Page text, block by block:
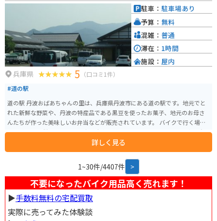
然豊かな観光スポットも多くあります。例えば、大野山アルプスランドは、
山頂からの景色が素晴らしく、ハイキングコースとしても人気です。道の駅
いながわを拠点に、猪名川町の自然を満喫するのもおすすめです。
兵庫県 5 （口コミ1件）
#道の駅
道の駅 丹波おばあちゃんの里は、兵庫県丹波市にある道の駅です。地元でと
れた新鮮な野菜や、丹波の特産品である黒豆を使ったお菓子、地元のお母さ
んたちが作った美味しいお弁当などが販売されています。 バイクで行く場合
は、道の駅に併設されている広い駐車場があるので安心です。丹波地方は自
然豊かで、ツーリングにも最適なエリアです。周辺には、丹波焼で有名な立
杭焼の里や、秋の紅葉が美しい高源寺など、観光スポットもたくさんありま
作る手作り弁当です。地元の食材をふんだんに使った、どこか懐かしい味わ
いが人気です。また、併設のレストランでは、丹波の食材を使った料理を楽
しむことができます。
詳しく見る
駐車： 駐車場あり
予算： 無料
混雑： 普通
滞在： 1時間
施設： 屋内
1~30件/4407件 >
不要になったバイク用品高く売れます！
▶︎手数料無料の宅配買取
実際に売ってみた体験談